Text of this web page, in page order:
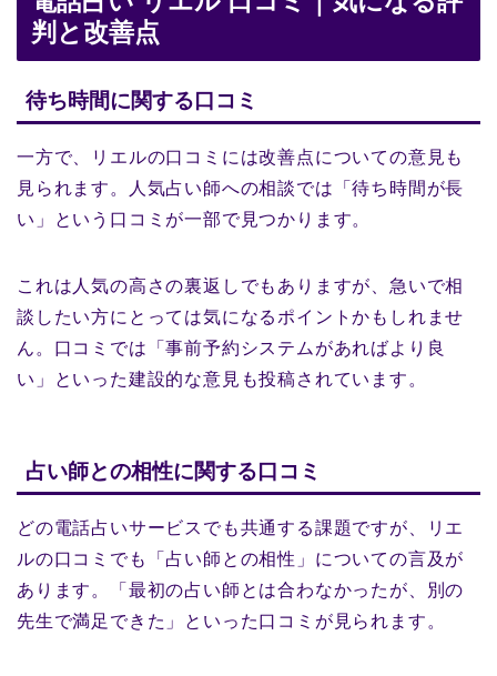
判と改善点
待ち時間に関する口コミ
一方で、リエルの口コミには改善点についての意見も
見られます。人気占い師への相談では「待ち時間が長
い」という口コミが一部で見つかります。
これは人気の高さの裏返しでもありますが、急いで相
談したい方にとっては気になるポイントかもしれませ
ん。口コミでは「事前予約システムがあればより良
い」といった建設的な意見も投稿されています。
占い師との相性に関する口コミ
どの電話占いサービスでも共通する課題ですが、リエ
ルの口コミでも「占い師との相性」についての言及が
あります。「最初の占い師とは合わなかったが、別の
先生で満足できた」といった口コミが見られます。